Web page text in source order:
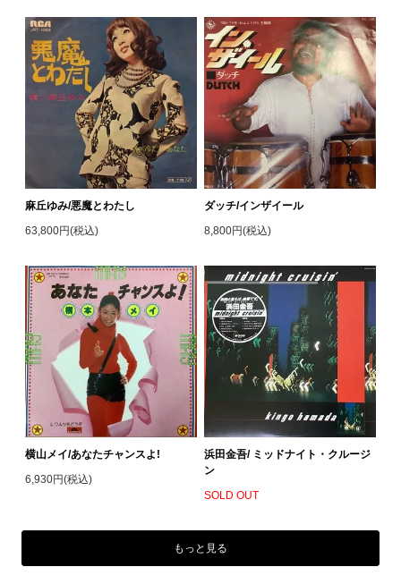
麻丘ゆみ/悪魔とわたし
63,800円(税込)
ダッチ/インザイール
8,800円(税込)
横山メイ/あなたチャンスよ!
6,930円(税込)
浜田金吾/ ミッドナイト・クルージ
ン
SOLD OUT
もっと見る